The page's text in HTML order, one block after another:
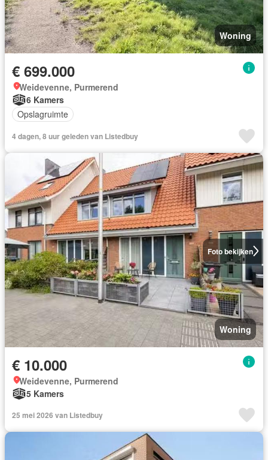
Woning
€ 699.000
Weidevenne, Purmerend
6 Kamers
Opslagruimte
4 dagen, 8 uur geleden van Listedbuy
Foto bekijken
Woning
€ 10.000
Weidevenne, Purmerend
5 Kamers
25 mei 2026 van Listedbuy